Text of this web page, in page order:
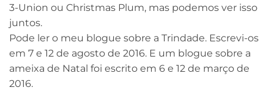
3-Union ou Christmas Plum, mas podemos ver isso
juntos.
Pode ler o meu blogue sobre a Trindade. Escrevi-os
em 7 e 12 de agosto de 2016. E um blogue sobre a
ameixa de Natal foi escrito em 6 e 12 de março de
2016.